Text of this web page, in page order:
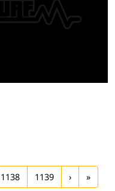
1138 1139 › »